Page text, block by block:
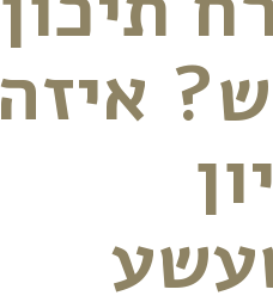
איזה